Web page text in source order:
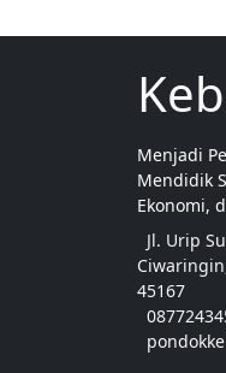
Menjadi
Mendidik
Ekonomi,
Jl. Urip
45167